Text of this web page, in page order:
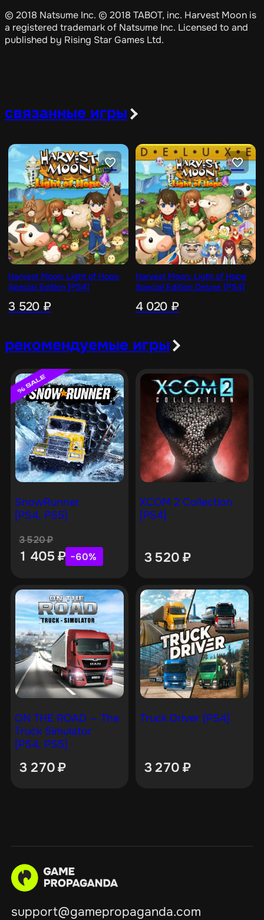
© 2018 Natsume Inc. © 2018 TABOT, inc. Harvest Moon is
a registered trademark of Natsume Inc. Licensed to and
published by Rising Star Games Ltd.
связанные игры
Harvest Moon: Light of Hope
Special Edition [PS4]
3 520 ₽
Harvest Moon: Light of Hope
Special Edition Deluxe [PS4]
4 020 ₽
рекомендуемые игры
SnowRunner
[PS4, PS5]
3 520₽
1 405 ₽ −60%
XCOM 2 Collection
[PS4]
3 520 ₽
ON THE ROAD — The
Truck Simulator
[PS4, PS5]
3 270₽
Truck Driver [PS4]
3 270 ₽
support@gamepropaganda.com